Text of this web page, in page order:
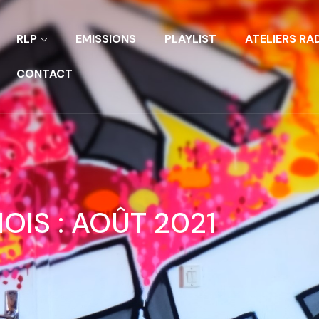
RLP EMISSIONS PLAYLIST ATELIERS
CONTACT
:AOÛT 2021